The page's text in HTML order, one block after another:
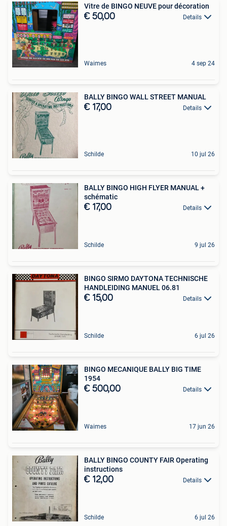
Vitre de BINGO NEUVE pour décoration
€ 50,00 Details
Waimes 4 sep 24
BALLY BINGO WALL STREET MANUAL
€ 17,00 Details
Schilde 10 jul 26
BALLY BINGO HIGH FLYER MANUAL +
schématic
€ 17,00 Details
Schilde 9 jul 26
BINGO SIRMO DAYTONA TECHNISCHE
HANDLEIDING MANUEL 06.81
€ 15,00 Details
Schilde 6 jul 26
BINGO MECANIQUE BALLY BIG TIME
1954
€ 500,00 Details
Waimes 17 jun 26
BALLY BINGO COUNTY FAIR Operating
instructions
€ 12,00 Details
Schilde 6 jul 26